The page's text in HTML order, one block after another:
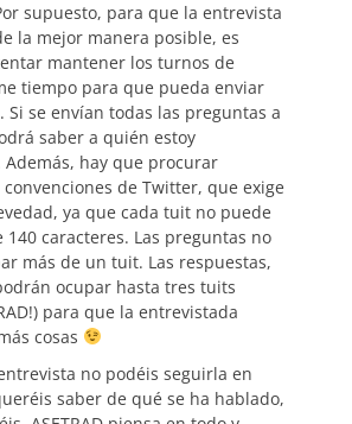
supuesto, para que la entrevista
la mejor manera posible, es
mantener los turnos de
tiempo para que pueda enviar
Si se envían todas las preguntas a
saber a quién estoy
hay que procurar
de Twitter, que exige
ya que cada tuit no puede
140 caracteres. Las preguntas no
más de un tuit. Las respuestas,
ocupar hasta tres tuits
para que la entrevistada
cosas
no podéis seguirla en
saber de qué se ha hablado,